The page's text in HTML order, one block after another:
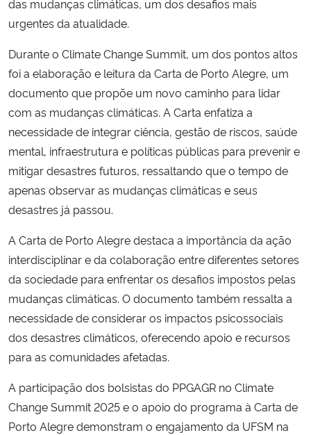
Planalto
das mudanças climáticas, um dos desafios mais
urgentes da atualidade.
Durante o Climate Change Summit, um dos pontos altos
foi a elaboração e leitura da Carta de Porto Alegre, um
documento que propõe um novo caminho para lidar
com as mudanças climáticas. A Carta enfatiza a
necessidade de integrar ciência, gestão de riscos, saúde
mental, infraestrutura e políticas públicas para prevenir e
mitigar desastres futuros, ressaltando que o tempo de
apenas observar as mudanças climáticas e seus
desastres já passou.
A Carta de Porto Alegre destaca a importância da ação
interdisciplinar e da colaboração entre diferentes setores
da sociedade para enfrentar os desafios impostos pelas
mudanças climáticas. O documento também ressalta a
necessidade de considerar os impactos psicossociais
dos desastres climáticos, oferecendo apoio e recursos
para as comunidades afetadas.
A participação dos bolsistas do PPGAGR no Climate
Change Summit 2025 e o apoio do programa à Carta de
Porto Alegre demonstram o engajamento da UFSM na